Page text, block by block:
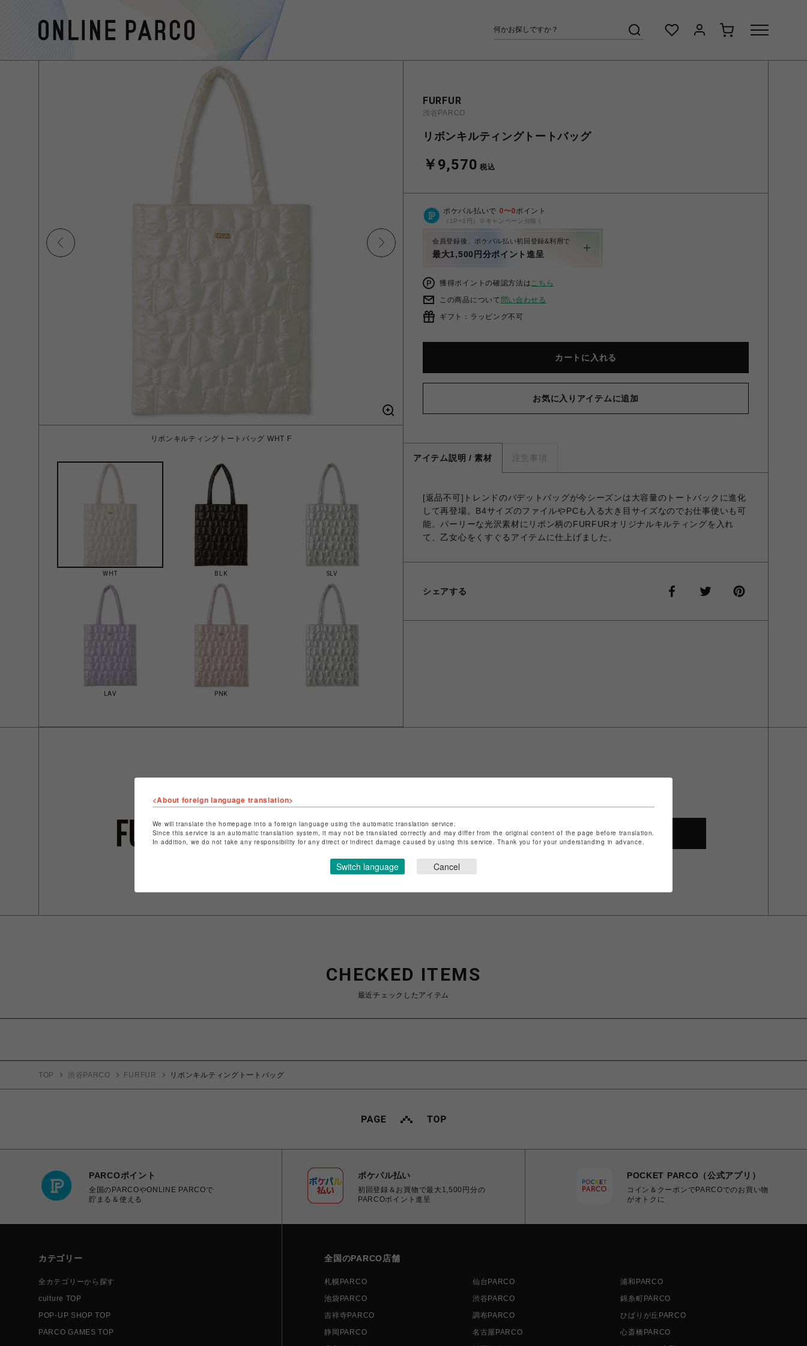
リボンキルティングトートバッグ WHT F
WHT BLK SLV
LAV PNK
FURFUR
渋谷PARCO
リボンキルティングトートバッグ
￥9,570 税込
ポケパル払いで 0〜0ポイント
（1P=1円）※キャンペーン分除く
会員登録後、ポケパル払い初回登録&利用で
最大1,500円分ポイント進呈
獲得ポイントの確認方法はこちら
この商品について 問い合わせる
ギフト：ラッピング不可
カートに入れる
お気に入りアイテムに追加
アイテム説明 / 素材 注意事項
[返品不可]トレンドのパデットバッグが今シーズンは大容量のトートバックに進化
して再登場。B4サイズのファイルやPCも入る大き目サイズなのでお仕事使いも可
能。パーリーな光沢素材にリボン柄のFURFURオリジナルキルティングを入れ
て、乙女心をくすぐるアイテムに仕上げました。
シェアする
ショップ名
FURFUR
店舗名
渋谷PARCO
特定商取引法など法令に基づく表記はこちら
ショップお問い合わせはこちら
SHOP TOP
CHECKED ITEMS
最近チェックしたアイテム
TOP 渋谷PARCO FURFUR リボンキルティングトートバッグ
PARCOポイント
全国のPARCOやONLINE PARCOで
貯まる＆使える
ポケパル払い
初回登録＆お買物で最大1,500円分の
PARCOポイント進呈
POCKET PARCO（公式アプリ）
コイン＆クーポンでPARCOでのお買い物
がオトクに
カテゴリー
全カテゴリーから探す
culture TOP
POP-UP SHOP TOP
PARCO GAMES TOP
全国のPARCO店舗
札幌PARCO 仙台PARCO
浦和PARCO
池袋PARCO
渋谷PARCO
錦糸町PARCO
吉祥寺PARCO
調布PARCO
ひばりが丘PARCO
静岡PARCO
名古屋PARCO
心斎橋PARCO
<About foreign language translation>
We will translate the homepage into a foreign language using the automatic translation service.
Since this service is an automatic translation system, it may not be translated correctly and may differ from the original content of the page before translation.
In addition, we do not take any responsibility for any direct or indirect damage caused by using this service. Thank you for your understanding in advance.
Switch language Cancel